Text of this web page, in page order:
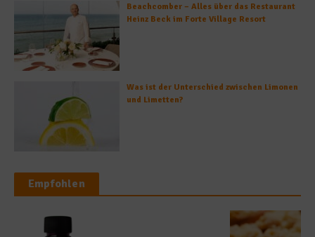
Beachcomber – Alles über das Restaurant
Heinz Beck im Forte Village Resort
Was ist der Unterschied zwischen Limonen
und Limetten?
Empfohlen